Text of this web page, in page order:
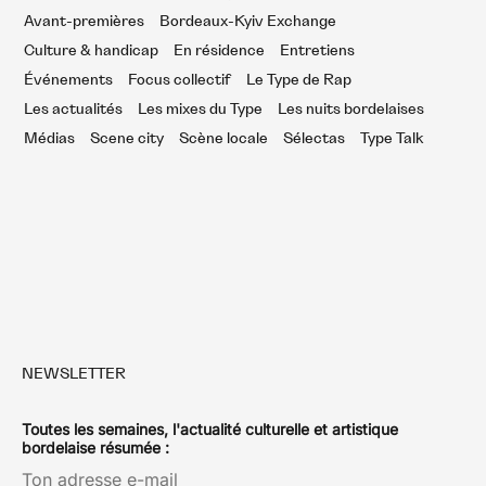
Avant-premières
Bordeaux-Kyiv Exchange
Culture & handicap
En résidence
Entretiens
Événements
Focus collectif
Le Type de Rap
Les actualités
Les mixes du Type
Les nuits bordelaises
Médias
Scene city Scène locale Sélectas Type Talk
NEWSLETTER
Toutes les semaines, l'actualité culturelle et artistique
bordelaise résumée :